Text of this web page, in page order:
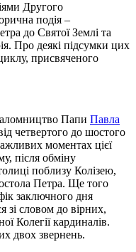
Другого
подія –
до Святої Землі та
Про деякі підсумки цих
присвяченого
Папи Павла
четвертого до шостого
моментах цієї
після обміну
поблизу Колізею,
Петра. Ще того
заключного дня
зі словом до вірних,
Колегії кардиналів.
двох звернень.